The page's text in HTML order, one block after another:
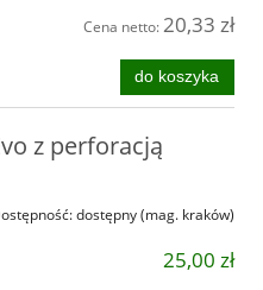
Cena netto:20,33 zł
do koszyka
z perforacją
dostępny (mag. kraków)
25,00 zł